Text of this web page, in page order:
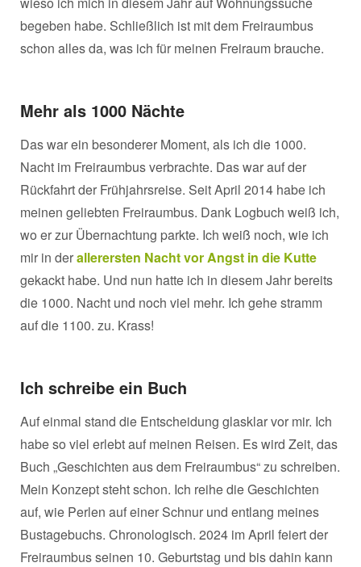
begeben habe. Schließlich ist mit dem Freiraumbus
schon alles da, was ich für meinen Freiraum brauche.
Mehr als 1000 Nächte
Das war ein besonderer Moment, als ich die 1000.
Nacht im Freiraumbus verbrachte. Das war auf der
Rückfahrt der Frühjahrsreise. Seit April 2014 habe ich
meinen geliebten Freiraumbus. Dank Logbuch weiß ich,
wo er zur Übernachtung parkte. Ich weiß noch, wie ich
mir in derallerersten Nacht vor Angst in die Kutte
gekackt habe. Und nun hatte ich in diesem Jahr bereits
die 1000. Nacht und noch viel mehr. Ich gehe stramm
auf die 1100. zu. Krass!
Ich schreibe ein Buch
Auf einmal stand die Entscheidung glasklar vor mir. Ich
habe so viel erlebt auf meinen Reisen. Es wird Zeit, das
Buch „Geschichten aus dem Freiraumbus“ zu schreiben.
Mein Konzept steht schon. Ich reihe die Geschichten
auf, wie Perlen auf einer Schnur und entlang meines
Bustagebuchs. Chronologisch. 2024 im April feiert der
Freiraumbus seinen 10. Geburtstag und bis dahin kann